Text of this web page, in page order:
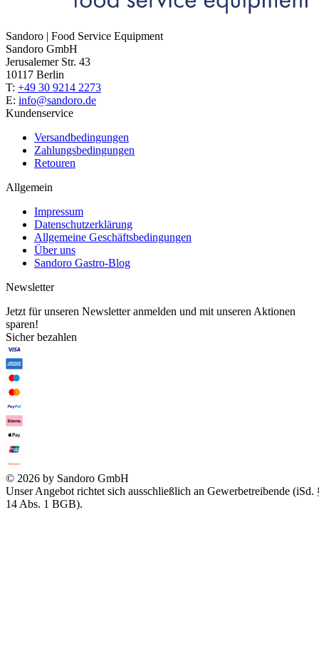
Sandoro | Food Service Equipment
Sandoro GmbH
Jerusalemer Str. 43
10117 Berlin
T: +49 30 9214 2273
E: info@sandoro.de
Kundenservice
Versandbedingungen
Zahlungsbedingungen
Retouren
Allgemein
Impressum
Datenschutzerklärung
Allgemeine Geschäftsbedingungen
Über uns
Sandoro Gastro-Blog
Newsletter
Jetzt für unseren Newsletter anmelden und mit unseren Aktionen
sparen!
Sicher bezahlen
© 2026 by Sandoro GmbH
Unser Angebot richtet sich ausschließlich an Gewerbetreibende (iSd.
14 Abs. 1 BGB).